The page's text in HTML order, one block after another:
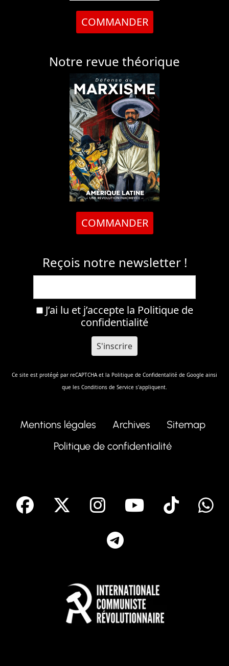
COMMANDER
Notre revue théorique
COMMANDER
Reçois notre newsletter !
J’ai lu et j’accepte la Politique de
confidentialité
Ce site est protégé par reCAPTCHA et la Politique de Confidentalité de Google ainsi
que les Conditions de Service s'appliquent.
Mentions légales Archives
Sitemap
Politique de confidentialité
facebook Instagram
Youtube
Tik